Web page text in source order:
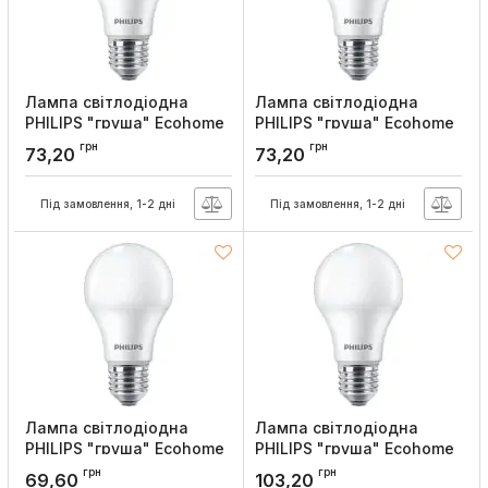
Лампа світлодіодна
PHILIPS "груша" Ecohome
LED Bulb 9W 720lm E27
840 RCA
73,20 грн
Під замовлення, 1-2 дні
Лампа світлодіодна
PHILIPS "груша" Ecohome
LED Bulb 9W 680lm E27
830 RCA
73,20 грн
Під замовлення, 1-2 дні
Лампа світлодіодна
PHILIPS "груша" Ecohome
LED Bulb 7W 540lm E27
69,60 грн
Лампа світлодіодна
PHILIPS "груша" Ecohome
LED Bulb 15W 1450lm E27
103,20 грн